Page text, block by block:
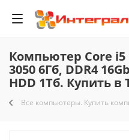
Компьютер Core i5
3050 6Гб, DDR4
HDD 1Тб. Купить в
Все компьютеры. Купить